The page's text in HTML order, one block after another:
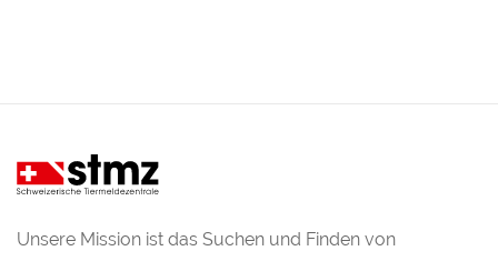
Unsere Mission ist das Suchen und Finden von